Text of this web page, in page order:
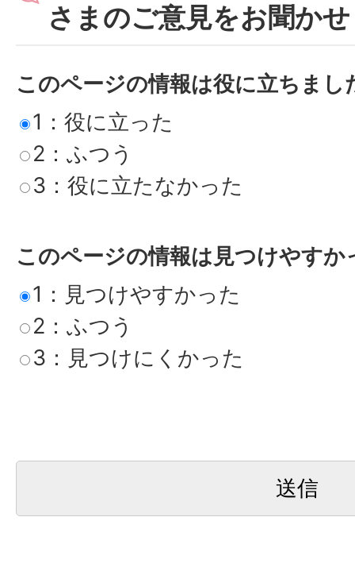
さまのご意見をお聞か
このページの情報は役に立ちまし
1：役に立った
2：ふつう
3：役に立たなかった
このページの情報は見つけやすか
1：見つけやすかった
2：ふつう
3：見つけにくかった